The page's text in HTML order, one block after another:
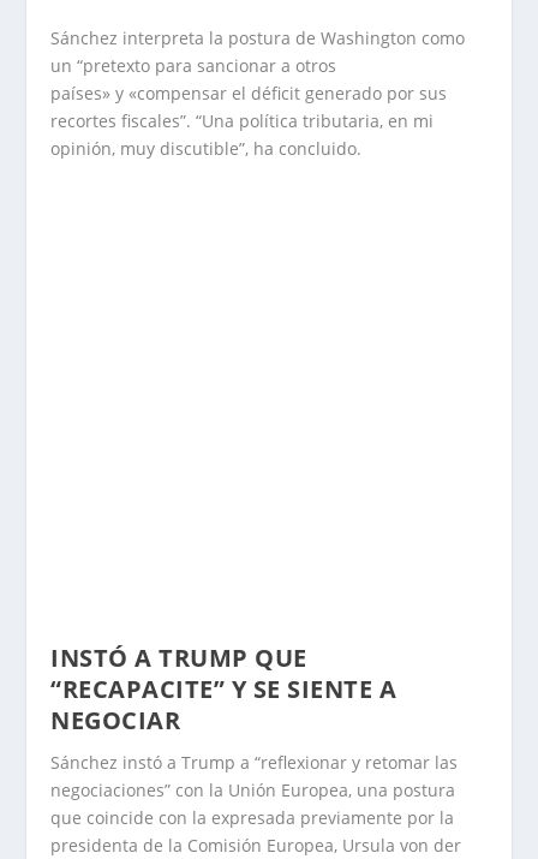
Sánchez interpreta la postura de Washington como
un “pretexto para sancionar a otros
países» y «compensar el déficit generado por sus
recortes fiscales”. “Una política tributaria, en mi
opinión, muy discutible”, ha concluido.
INSTÓ A TRUMP QUE
“RECAPACITE” Y SE SIENTE A
NEGOCIAR
Sánchez instó a Trump a “reflexionar y retomar las
negociaciones” con la Unión Europea, una postura
que coincide con la expresada previamente por la
presidenta de la Comisión Europea, Ursula von der